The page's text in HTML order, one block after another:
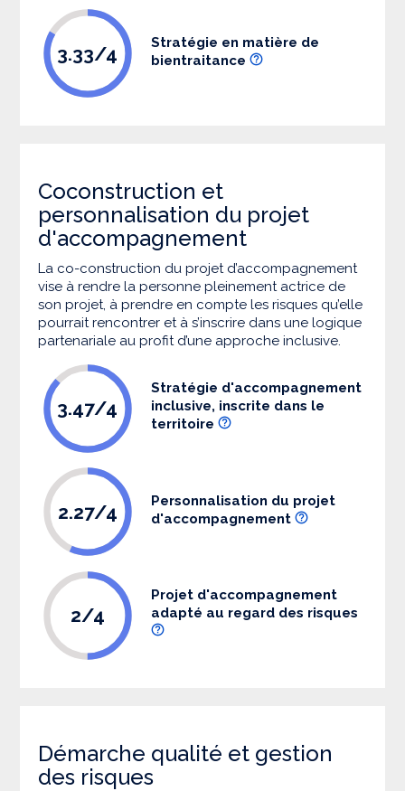
3.33/4
Stratégie en matière de
bientraitance
Coconstruction et
personnalisation du projet
d'accompagnement
La co-construction du projet d’accompagnement
vise à rendre la personne pleinement actrice de
son projet, à prendre en compte les risques qu’elle
pourrait rencontrer et à s’inscrire dans une logique
partenariale au profit d’une approche inclusive.
3.47/4
Stratégie d'accompagnement
inclusive, inscrite dans le
territoire
2.27/4
Personnalisation du projet
d'accompagnement
2/4
Projet d'accompagnement
adapté au regard des risques
Démarche qualité et gestion
des risques